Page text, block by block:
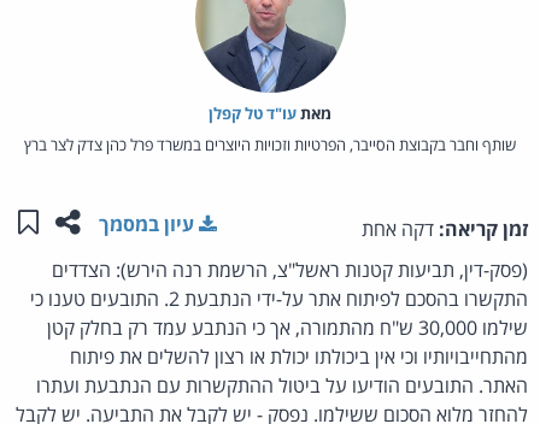
מאת‏עו"ד טל קפלן
שותף וחבר בקבוצת הסייבר, הפרטיות וזכויות היוצרים במשרד פרל כהן צדק לצר ברץ
זמן קריאה: דקה אחת שתפו
עיון במסמך
(פסק-דין, תביעות קטנות ראשל"צ, הרשמת רנה הירש): הצדדים
התקשרו בהסכם לפיתוח אתר על-ידי הנתבעת 2. התובעים טענו כי
שילמו 30,000 ש"ח מהתמורה, אך כי הנתבע עמד רק בחלק קטן
מהתחייבויותיו וכי אין ביכולתו יכולת או רצון להשלים את פיתוח
האתר. התובעים הודיעו על ביטול ההתקשרות עם הנתבעת ועתרו
להחזר מלוא הסכום ששילמו. נפסק - יש לקבל את התביעה. יש לקבל